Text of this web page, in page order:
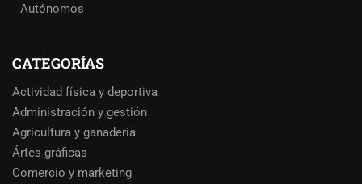
Autónomos
CATEGORÍAS
Actividad física y deportiva
Administración y gestión
Agricultura y ganadería
Ártes gráficas
Comercio y marketing